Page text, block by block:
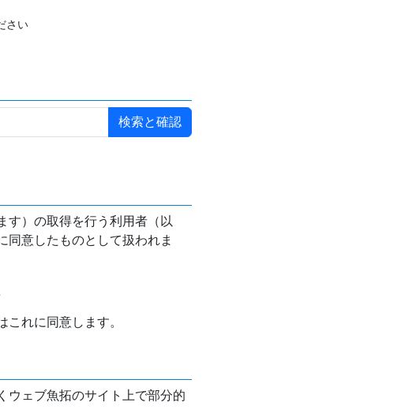
さい
す）の取得を行う利用者（以
同意したものとして扱われま
れに同意します。
ウェブ魚拓のサイト上で部分的